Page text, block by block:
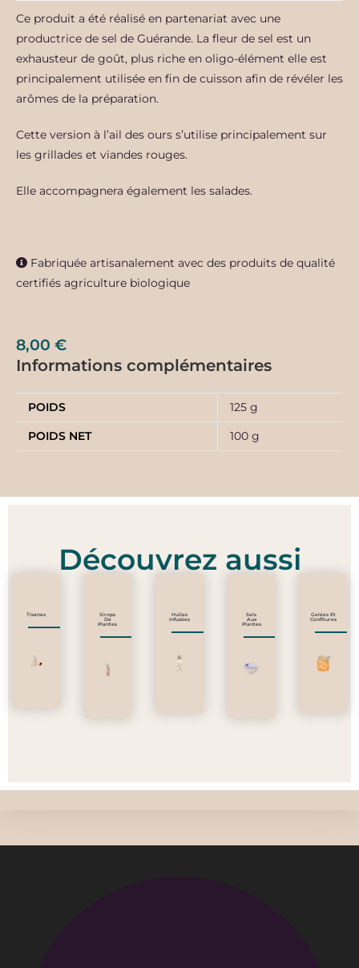
Ce produit a été réalisé en partenariat avec une
productrice de sel de Guérande. La fleur de sel est un
exhausteur de goût, plus riche en oligo-élément elle est
principalement utilisée en fin de cuisson afin de révéler les
arômes de la préparation.
Cette version à l’ail des ours s’utilise principalement sur
les grillades et viandes rouges.
Elle accompagnera également les salades.
Fabriquée artisanalement avec des produits de qualité
certifiés agriculture biologique
8,00 €
Informations complémentaires
POIDS
125 g
POIDS NET
100 g
Découvrez aussi
Tisanes Sirops
De
Plantes
Huiles
Infusées
Sels
Aux
Plantes
Gelées Et
Confitures